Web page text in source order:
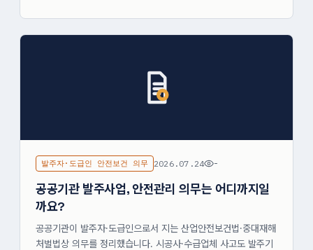
발주자·도급인 안전보건 의무 2026.07.24 -
공공기관 발주사업, 안전관리 의무는 어디까지일
까요?
공공기관이 발주자·도급인으로서 지는 산업안전보건법·중대재해
처벌법상 의무를 정리했습니다. 시공사·수급업체 사고도 발주기